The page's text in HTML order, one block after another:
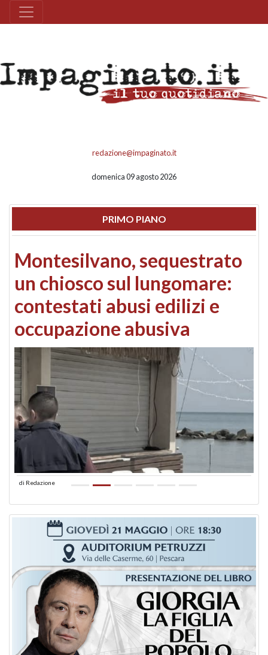
redazione@impaginato.it
domenica 09 agosto 2026
PRIMO PIANO
Montesilvano, sequestrato
un chiosco sul lungomare:
contestati abusi edilizi e
occupazione abusiva
di Redazione